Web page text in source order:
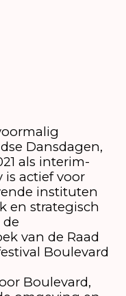
Dansdagen,
als interim-
is actief voor
instituten
en strategisch
de
van de Raad
Boulevard
Boulevard,